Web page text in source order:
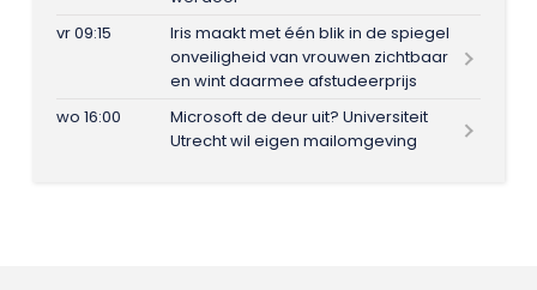
vr 09:15
Iris maakt met één blik in de spiegel
onveiligheid van vrouwen zichtbaar
en wint daarmee afstudeerprijs
wo 16:00
Microsoft de deur uit? Universiteit
Utrecht wil eigen mailomgeving